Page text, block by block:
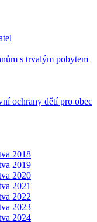
s trvalým pobytem
ochrany dětí pro obec
2018
2019
2020
2021
2022
2023
2024